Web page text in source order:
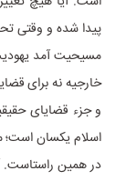
پیدا شده و وقتی
مسیحیت آمد یهودیت
خارجیه نه برای
و جزء قضایای
اسلام یکسان
در همین راستاست.